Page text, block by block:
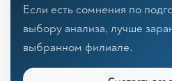
Если есть сомнения по
выбору анализа, лучше
выбранном филиале.